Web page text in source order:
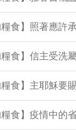
食】照著應許
食】信主受洗
食】主耶穌要
食】疫情中的